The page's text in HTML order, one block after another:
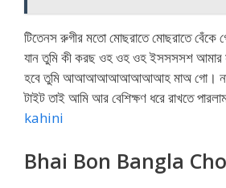
টিতেনস রুগীর মতো মোছরাতে মোছরাতে বেঁকে
যান তুমি কী করছ ওহ ওহ ওহ ইসসসসশ আমার
হবে তুমি আআআআআআআআআহ মাঅ গো।
টাইট তাই আমি আর বেশিক্ষণ ধরে রাখতে
kahini
Bhai Bon Bangla